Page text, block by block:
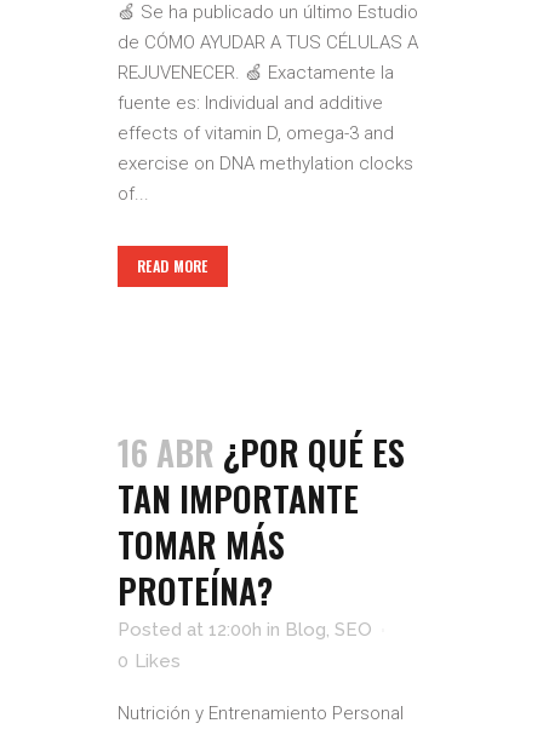
🍏 Se ha publicado un último Estudio
de CÓMO AYUDAR A TUS CÉLULAS A
REJUVENECER. 🍏 Exactamente la
fuente es: Individual and additive
effects of vitamin D, omega-3 and
exercise on DNA methylation clocks
of...
READ MORE
16 ABR ¿POR QUÉ ES
TAN IMPORTANTE
TOMAR MÁS
PROTEÍNA?
Posted at 12:00h in Blog, SEO
0 Likes
Nutrición y Entrenamiento Personal